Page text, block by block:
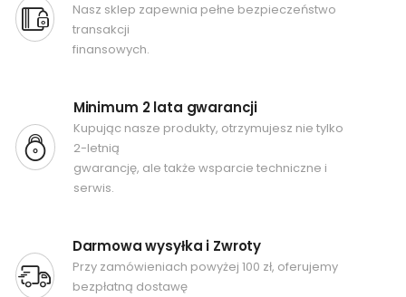
Nasz sklep zapewnia pełne bezpieczeństwo
transakcji
finansowych.
Minimum 2 lata gwarancji
Kupując nasze produkty, otrzymujesz nie tylko
2-letnią
gwarancję, ale także wsparcie techniczne i
serwis.
Darmowa wysyłka i Zwroty
Przy zamówieniach powyżej 100 zł, oferujemy
bezpłatną dostawę